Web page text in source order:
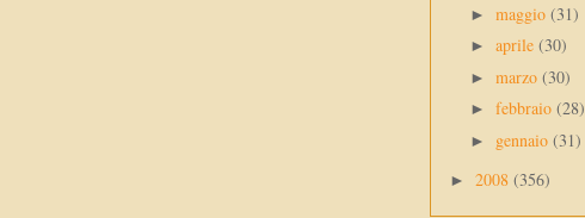
► maggio (31)
► aprile (30)
► marzo (30)
► febbraio (28)
► gennaio (31)
► 2008 (356)